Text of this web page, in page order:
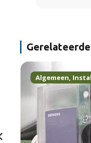
Gerelateerde